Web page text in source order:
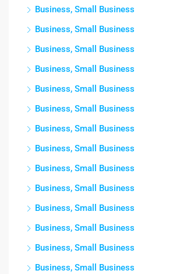
Business, Small Business
Business, Small Business
Business, Small Business
Business, Small Business
Business, Small Business
Business, Small Business
Business, Small Business
Business, Small Business
Business, Small Business
Business, Small Business
Business, Small Business
Business, Small Business
Business, Small Business
Business, Small Business